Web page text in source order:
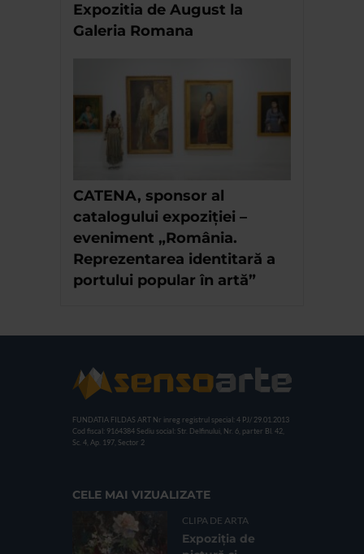
Expozitia de August la
Galeria Romana
CATENA, sponsor al
catalogului expoziției –
eveniment „România.
Reprezentarea identitară a
portului popular în artă”
FUNDATIA FILDAS ART Nr inreg registrul special: 4 PJ/ 29.01.2013
Cod fiscal: 9164384 Sediu social: Str. Delfinului, Nr. 6, parter Bl. 42,
Sc. 4, Ap. 197, Sector 2
CELE MAI VIZUALIZATE
CLIPA DE ARTA
Expoziția de